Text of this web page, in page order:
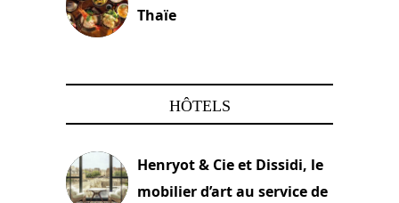
Thaïe
HÔTELS
Henryot & Cie et Dissidi, le
mobilier d’art au service de